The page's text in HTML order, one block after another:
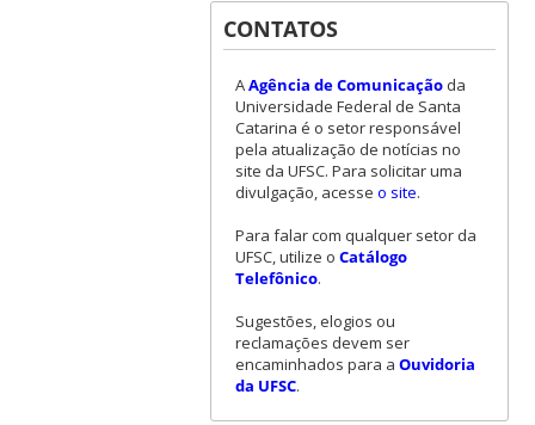
CONTATOS
AAgência de Comunicaçãoda
Universidade Federal de Santa
Catarina é o setor responsável
pela atualização de notícias no
site da UFSC. Para solicitar uma
divulgação, acesse o site.
Para falar com qualquer setor da
UFSC, utilize o Catálogo
Telefônico.
Sugestões, elogios ou
reclamações devem ser
encaminhados para a Ouvidoria
da UFSC.